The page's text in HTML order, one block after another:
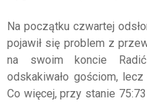
Na początku czwartej
pojawił się problem z
na swoim koncie
odskakiwało gościom,
Co więcej, przy stanie